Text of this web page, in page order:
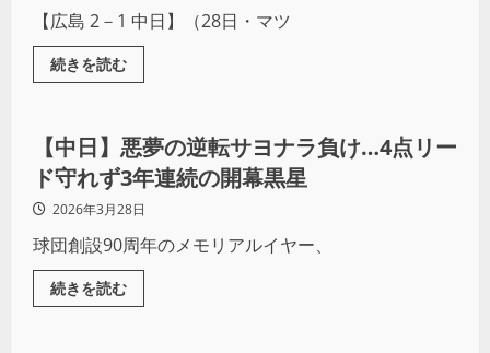
【広島 2－1 中日】（28日・マツ
続きを読む
野球
【中日】悪夢の逆転サヨナラ負け…4点リー
ド守れず3年連続の開幕黒星
2026年3月28日
球団創設90周年のメモリアルイヤー、
続きを読む
野球